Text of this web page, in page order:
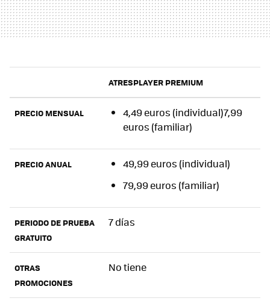
ATRESPLAYER PREMIUM
PRECIO MENSUAL
4,49 euros (individual)7,99
euros (familiar)
PRECIO ANUAL
49,99 euros (individual)
79,99 euros (familiar)
PERIODO DE PRUEBA
GRATUITO
7 días
OTRAS
PROMOCIONES
No tiene